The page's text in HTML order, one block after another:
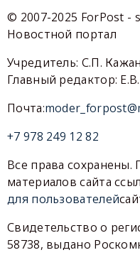
© 2007-2025 ForPost -
Новостной портал
Учредитель: С.П.
Главный редактор:
Почта:
+7 978 249 12 82
Все права сохранены.
материалов сайта
для пользователей
Свидетельство о
58738, выдано